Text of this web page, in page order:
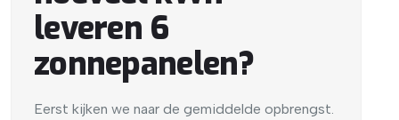
leveren 6
zonnepanelen?
Eerst kijken we naar de gemiddelde opbrengst.